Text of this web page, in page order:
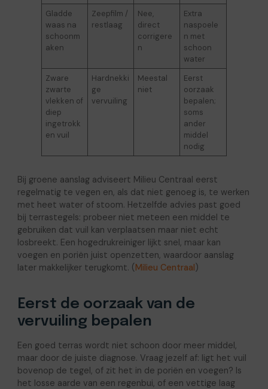
Gladde
waas na
schoonm
aken
Zeepfilm /
restlaag
Nee,
direct
corrigere
n
Extra
naspoele
n met
schoon
water
Zware
zwarte
vlekken of
diep
ingetrokk
en vuil
Hardnekki
ge
vervuiling
Meestal
niet
Eerst
oorzaak
bepalen;
soms
ander
middel
nodig
Bij groene aanslag adviseert Milieu Centraal eerst
regelmatig te vegen en, als dat niet genoeg is, te werken
met heet water of stoom. Hetzelfde advies past goed
bij terrastegels: probeer niet meteen een middel te
gebruiken dat vuil kan verplaatsen maar niet echt
losbreekt. Een hogedrukreiniger lijkt snel, maar kan
voegen en poriën juist openzetten, waardoor aanslag
later makkelijker terugkomt. (Milieu Centraal)
Eerst de oorzaak van de
vervuiling bepalen
Een goed terras wordt niet schoon door meer middel,
maar door de juiste diagnose. Vraag jezelf af: ligt het vuil
bovenop de tegel, of zit het in de poriën en voegen? Is
het losse aarde van een regenbui, of een vettige laag